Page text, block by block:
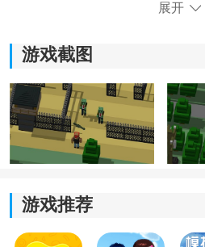
加轻松。
展开
游戏截图
游戏推荐